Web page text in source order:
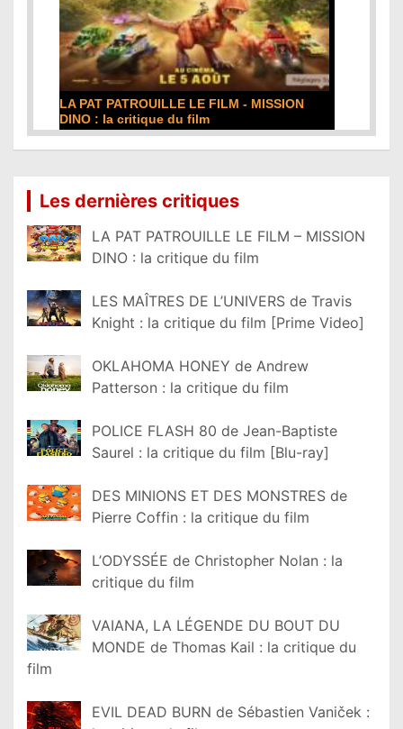
LA PAT PATROUILLE LE FILM - MISSION
DINO : la critique du film
Les dernières critiques
LA PAT PATROUILLE LE FILM – MISSION
DINO : la critique du film
LES MAÎTRES DE L’UNIVERS de Travis
Knight : la critique du film [Prime Video]
OKLAHOMA HONEY de Andrew
Patterson : la critique du film
POLICE FLASH 80 de Jean-Baptiste
Saurel : la critique du film [Blu-ray]
DES MINIONS ET DES MONSTRES de
Pierre Coffin : la critique du film
L’ODYSSÉE de Christopher Nolan : la
critique du film
VAIANA, LA LÉGENDE DU BOUT DU
MONDE de Thomas Kail : la critique du
film
EVIL DEAD BURN de Sébastien Vaniček :